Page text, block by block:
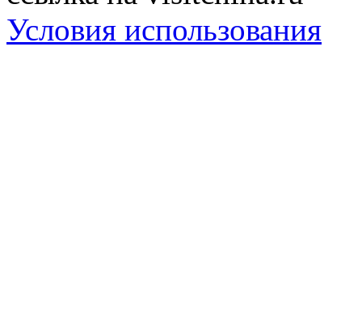
Условия использования